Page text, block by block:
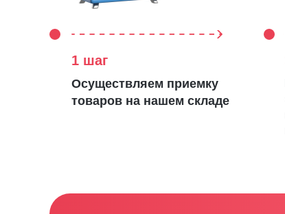
Осуществляем приемку
товаров на нашем складе
1 шаг